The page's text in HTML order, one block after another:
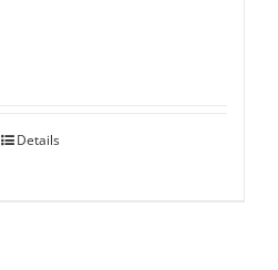
Details